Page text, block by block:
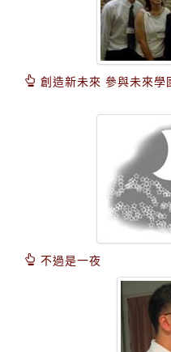
創造新未來 參與未來學
不過是一夜